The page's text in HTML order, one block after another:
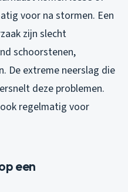
voor na stormen. Een
zijn slecht
schoorstenen,
De extreme neerslag die
deze problemen.
regelmatig voor
een